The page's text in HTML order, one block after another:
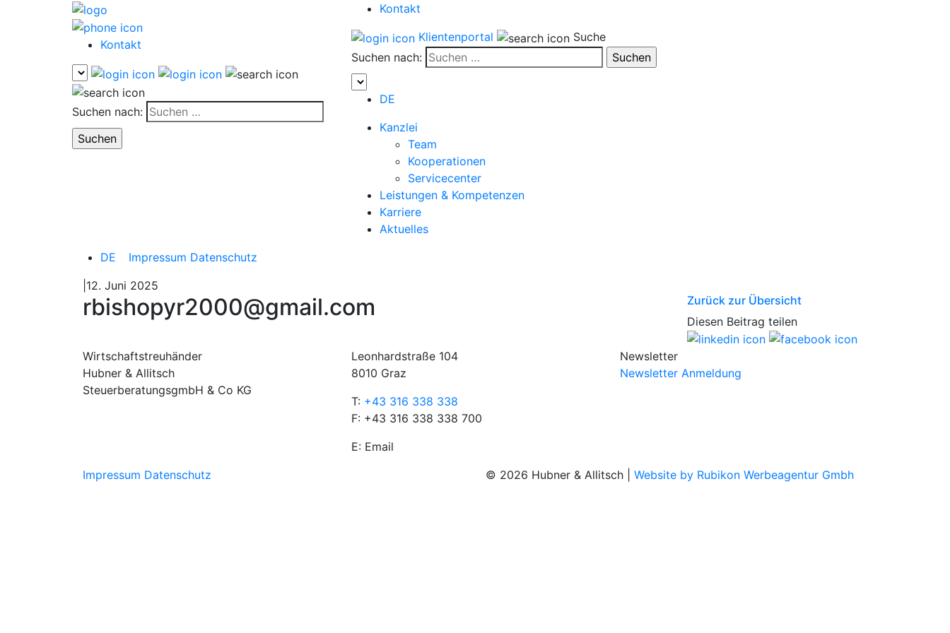
Kontakt
Suchen nach:
Kontakt
Klientenportal
Suche
Suchen nach:
DE
Kanzlei
Team
Kooperationen
Servicecenter
Leistungen & Kompetenzen
Karriere
Aktuelles
DE
Impressum Datenschutz
|12. Juni 2025
rbishopyr2000@gmail.com
Zurück zur Übersicht
Diesen Beitrag teilen
Wirtschaftstreuhänder
Hubner & Allitsch
SteuerberatungsgmbH & Co KG
Leonhardstraße 104
8010 Graz
T: +43 316 338 338
F: +43 316 338 338 700
E: Email
Newsletter
Newsletter Anmeldung
Impressum Datenschutz © 2026 Hubner & Allitsch | Website by Rubikon Werbeagentur Gmbh